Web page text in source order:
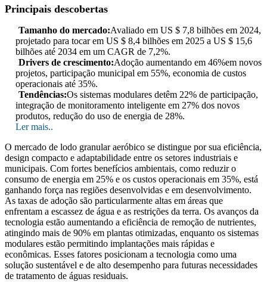
Principais descobertas
Tamanho do mercado:Avaliado em US $ 7,8 bilhões em 2024,
projetado para tocar em US $ 8,4 bilhões em 2025 a US $ 15,6
bilhões até 2034 em um CAGR de 7,2%.
Drivers de crescimento:Adoção aumentando em 46%em novos
projetos, participação municipal em 55%, economia de custos
operacionais até 35%.
Tendências:Os sistemas modulares detêm 22% de participação,
integração de monitoramento inteligente em 27% dos novos
produtos, redução do uso de energia de 28%.
Ler mais..
O mercado de lodo granular aeróbico se distingue por sua eficiência,
design compacto e adaptabilidade entre os setores industriais e
municipais. Com fortes benefícios ambientais, como reduzir o
consumo de energia em 25% e os custos operacionais em 35%, está
ganhando força nas regiões desenvolvidas e em desenvolvimento.
As taxas de adoção são particularmente altas em áreas que
enfrentam a escassez de água e as restrições da terra. Os avanços da
tecnologia estão aumentando a eficiência de remoção de nutrientes,
atingindo mais de 90% em plantas otimizadas, enquanto os sistemas
modulares estão permitindo implantações mais rápidas e
econômicas. Esses fatores posicionam a tecnologia como uma
solução sustentável e de alto desempenho para futuras necessidades
de tratamento de águas residuais.